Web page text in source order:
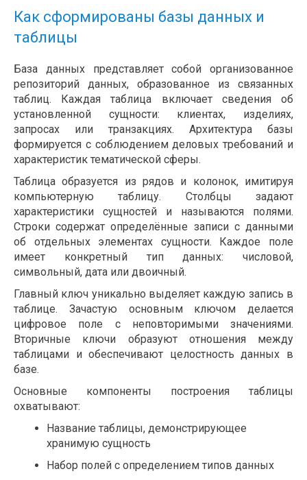
Как сформированы базы данных и
таблицы
База данных представляет собой организованное
репозиторий данных, образованное из связанных
таблиц. Каждая таблица включает сведения об
установленной сущности: клиентах, изделиях,
запросах или транзакциях. Архитектура базы
формируется с соблюдением деловых требований и
характеристик тематической сферы.
Таблица образуется из рядов и колонок, имитируя
компьютерную таблицу. Столбцы задают
характеристики сущностей и называются полями.
Строки содержат определённые записи с данными
об отдельных элементах сущности. Каждое поле
имеет конкретный тип данных: числовой,
символьный, дата или двоичный.
Главный ключ уникально выделяет каждую запись в
таблице. Зачастую основным ключом делается
цифровое поле с неповторимыми значениями.
Вторичные ключи образуют отношения между
таблицами и обеспечивают целостность данных в
базе.
Основные компоненты построения таблицы
охватывают:
Название таблицы, демонстрирующее
хранимую сущность
Набор полей с определением типов данных